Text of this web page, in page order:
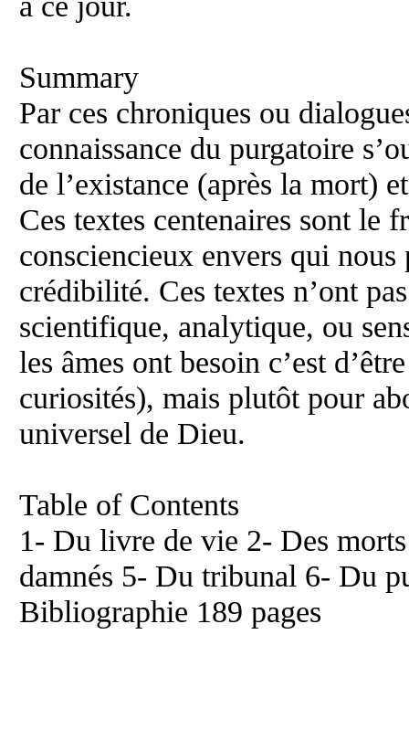
Summary
Par ces chroniques ou
connaissance du purgatoire
de l’existance (après la mort)
Ces textes centenaires sont le
consciencieux envers qui
crédibilité. Ces textes n’ont
scientifique, analytique, ou
les âmes ont besoin c’est
curiosités), mais plutôt pour
universel de Dieu.
Table of Contents
1- Du livre de vie 2- Des
damnés 5- Du tribunal 6- Du
Bibliographie 189 pages